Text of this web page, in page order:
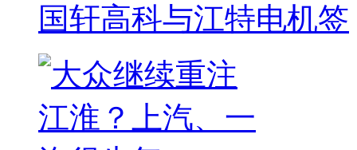
国轩高科与江特电机签